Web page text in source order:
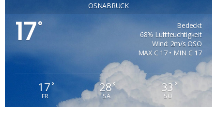
OSNABRÜCK
17°
Bedeckt
68% Luftfeuchtigkeit
Wind: 2m/s OSO
MAX C 17 • MIN C 17
17°
FR
28°
SA
33°
SO